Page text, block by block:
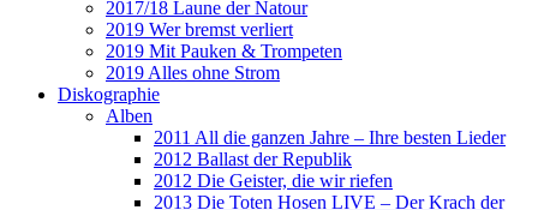
2017/18 Laune der Natour
2019 Wer bremst verliert
2019 Mit Pauken & Trompeten
2019 Alles ohne Strom
Diskographie
Alben
2011 All die ganzen Jahre – Ihre besten Lieder
2012 Ballast der Republik
2012 Die Geister, die wir riefen
2013 Die Toten Hosen LIVE – Der Krach der